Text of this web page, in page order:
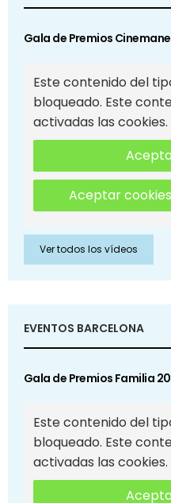
Gala de Premios
Este contenido del
bloqueado. Este
activadas las cookies.
Aceptar
Ver todos los vídeos
EVENTOS BARCELONA
Gala de Premios Familia
Este contenido del
bloqueado. Este
activadas las cookies.